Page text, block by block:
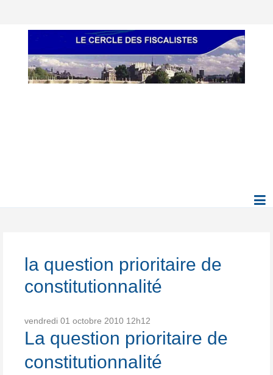
la question prioritaire de
constitutionnalité
vendredi 01 octobre 2010 12h12
La question prioritaire de
constitutionnalité